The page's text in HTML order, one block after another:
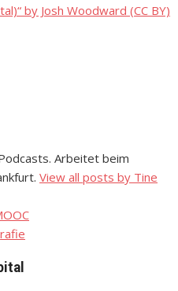
by Josh Woodward (CC BY)
Arbeitet beim
View all posts by Tine